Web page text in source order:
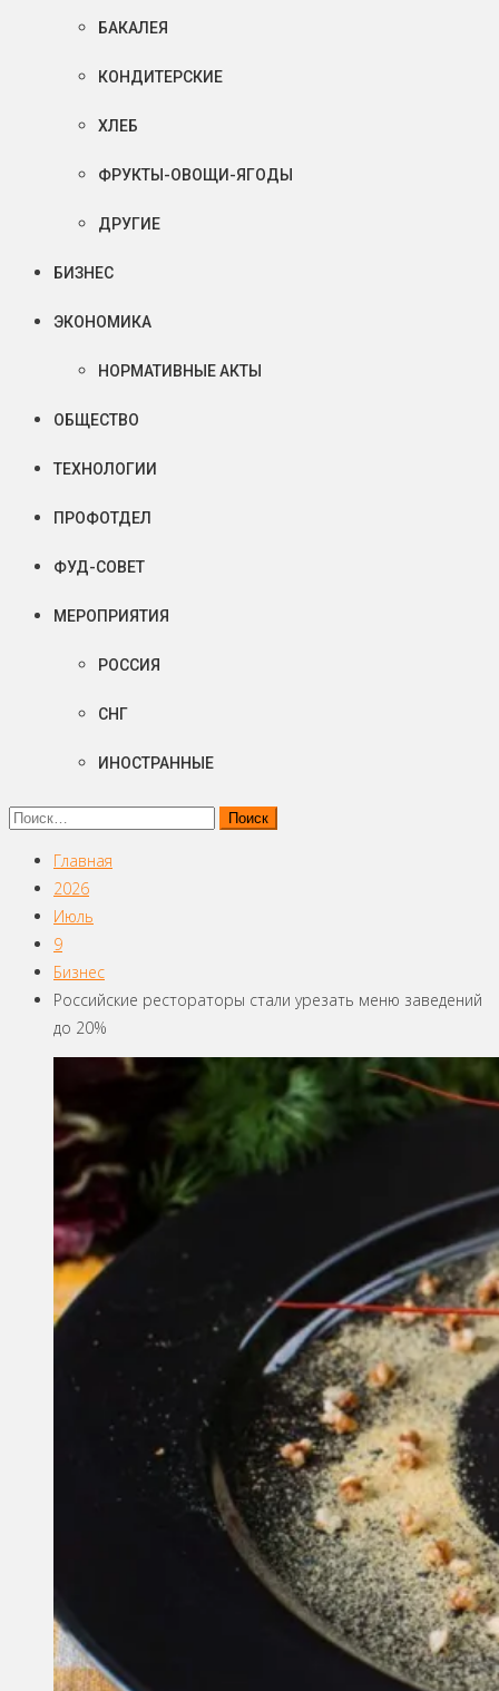
БАКАЛЕЯ
КОНДИТЕРСКИЕ
ХЛЕБ
ФРУКТЫ-ОВОЩИ-ЯГОДЫ
ДРУГИЕ
БИЗНЕС
ЭКОНОМИКА
НОРМАТИВНЫЕ АКТЫ
ОБЩЕСТВО
ТЕХНОЛОГИИ
ПРОФОТДЕЛ
ФУД-СОВЕТ
МЕРОПРИЯТИЯ
РОССИЯ
СНГ
ИНОСТРАННЫЕ
Найти:
Главная
2026
Июль
9
Бизнес
Российские рестораторы стали урезать меню заведений
до 20%